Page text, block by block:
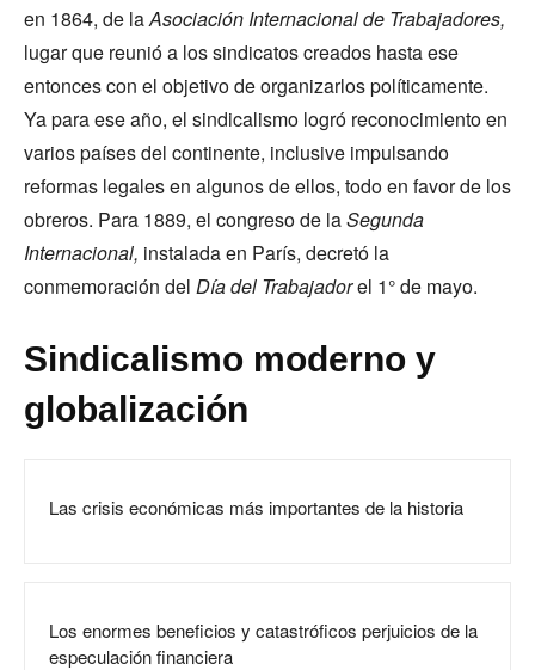
en 1864, de laAsociación Internacional de Trabajadores,
lugar que reunió a los sindicatos creados hasta ese
entonces con el objetivo de organizarlos políticamente.
Ya para ese año, el sindicalismo logró reconocimiento en
varios países del continente, inclusive impulsando
reformas legales en algunos de ellos, todo en favor de los
obreros. Para 1889, el congreso de laSegunda
Internacional, instalada en París, decretó la
conmemoración del Día del Trabajadorel 1° de mayo.
Sindicalismo moderno y
globalización
Las crisis económicas más importantes de la historia
Los enormes beneficios y catastróficos perjuicios de la
especulación financiera